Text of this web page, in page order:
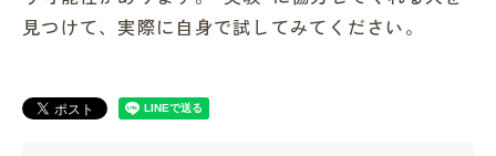
見つけて、実際に自身で試してみてください。